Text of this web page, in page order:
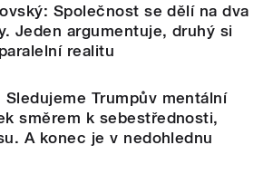
Společnost se dělí na dva
Jeden argumentuje, druhý si
realitu
Sledujeme Trumpův mentální
směrem k sebestřednosti,
A konec je v nedohlednu